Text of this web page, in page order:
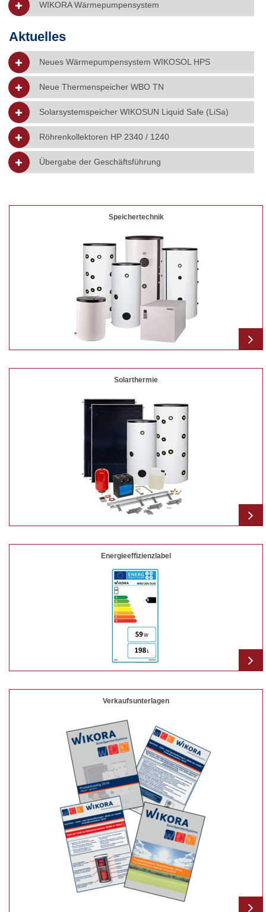
WIKORA Wärmepumpensystem
Aktuelles
Neues Wärmepumpensystem WIKOSOL HPS
Neue Thermenspeicher WBO TN
Solarsystemspeicher WIKOSUN Liquid Safe (LiSa)
Röhrenkollektoren HP 2340 / 1240
Übergabe der Geschäftsführung
Speichertechnik
Solarthermie
Energieeffizienzlabel
Verkaufsunterlagen